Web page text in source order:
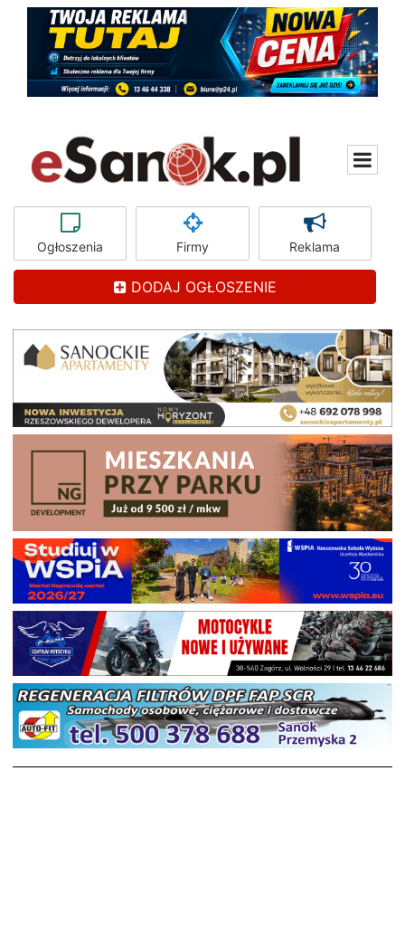
Ogłoszenia Firmy Reklama
DODAJ OGŁOSZENIE